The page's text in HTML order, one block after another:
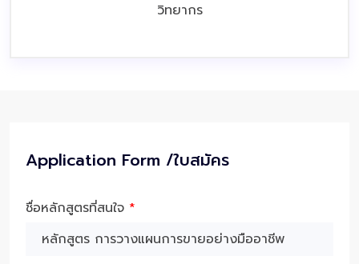
วิทยากร
Application Form /ใบสมัคร
ชื่อหลักสูตรที่สนใจ *